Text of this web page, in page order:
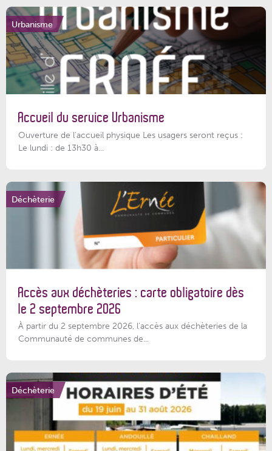
Urbanisme
Accueil du service Urbanisme
Ouverture de l'accueil physique Les usagers seront reçus :
Le lundi : de 13h30 à...
Déchèterie
Accès aux déchèteries : carte obligatoire dès
le 2 septembre 2026
À partir du 2 septembre 2026, l’accès aux déchèteries de la
Communauté de communes de...
Déchèterie